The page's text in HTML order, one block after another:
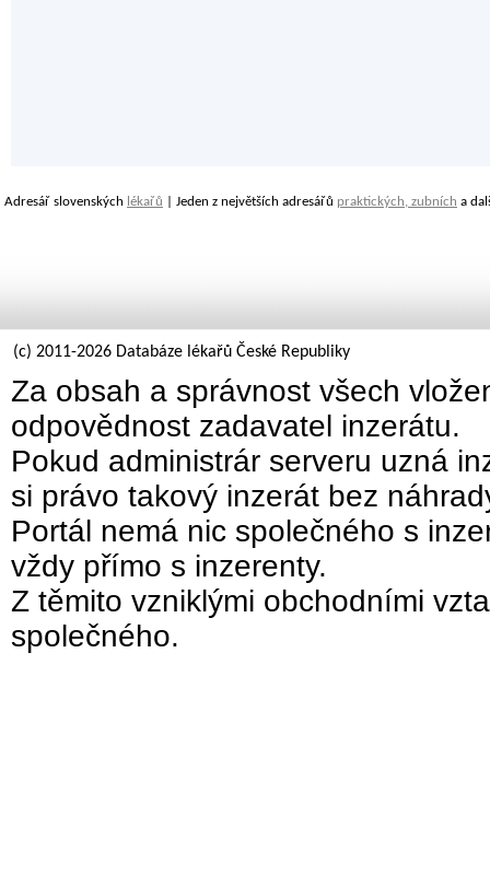
Adresář slovenských lékařů | Jeden z největších adresářů praktických, zubních a
(c) 2011-2026 Databáze lékařů České Republiky
Za obsah a správnost všech
odpovědnost zadavatel inzerátu.
Pokud administrár serveru uzná
si právo takový inzerát bez
Portál nemá nic společného s
vždy přímo s inzerenty.
Z těmito vzniklými obchodními
společného.